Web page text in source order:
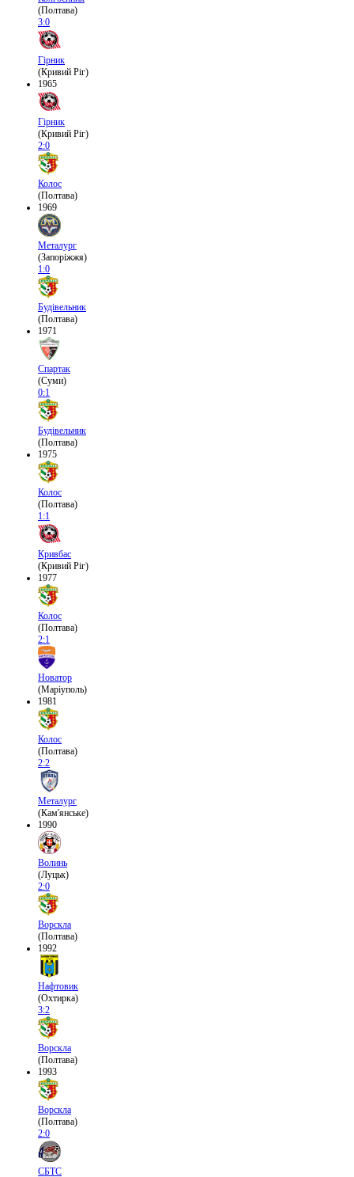
(Полтава)
3:0
Гірник
(Кривий Ріг)
1965
Гірник
(Кривий Ріг)
2:0
Колос
(Полтава)
1969
Металург
(Запоріжжя)
1:0
Будівельник
(Полтава)
1971
Спартак
(Суми)
0:1
Будівельник
(Полтава)
1975
Колос
(Полтава)
1:1
Кривбас
(Кривий Ріг)
1977
Колос
(Полтава)
2:1
Новатор
(Маріуполь)
1981
Колос
(Полтава)
2:2
Металург
(Кам'янське)
1990
Волинь
(Луцьк)
2:0
Ворскла
(Полтава)
1992
Нафтовик
(Охтирка)
3:2
Ворскла
(Полтава)
1993
Ворскла
(Полтава)
2:0
СБТС